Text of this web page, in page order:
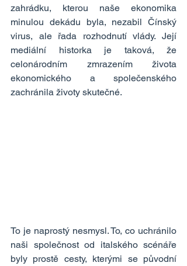
zahrádku, kterou naše ekonomika
minulou dekádu byla, nezabil Čínský
virus, ale řada rozhodnutí vlády. Její
mediální historka je taková, že
celonárodním zmrazením života
ekonomického a společenského
zachránila životy skutečné.
To je naprostý nesmysl. To, co uchránilo
naši společnost od italského scénáře
byly prostě cesty, kterými se původní